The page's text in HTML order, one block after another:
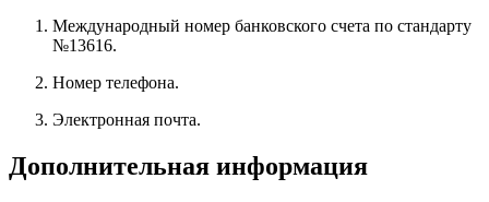
Международный номер банковского счета по стандарту
№13616.
Номер телефона.
Электронная почта.
Дополнительная информация